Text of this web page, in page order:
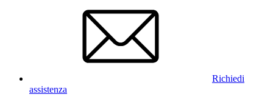
Richiedi
assistenza